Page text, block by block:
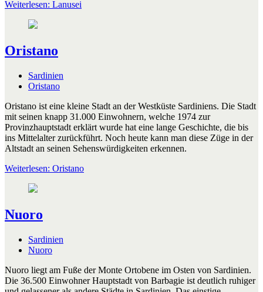
Weiterlesen: Lanusei
Oristano
Sardinien
Oristano
Oristano ist eine kleine Stadt an der Westküste Sardiniens. Die Stadt
mit seinen knapp 31.000 Einwohnern, welche 1974 zur
Provinzhauptstadt erklärt wurde hat eine lange Geschichte, die bis
ins Mittelalter zurückführt. Noch heute kann man diese Züge in der
Altstadt an seinen Sehenswürdigkeiten erkennen.
Weiterlesen: Oristano
Nuoro
Sardinien
Nuoro
Nuoro liegt am Fuße der Monte Ortobene im Osten von Sardinien.
Die 36.500 Einwohner Hauptstadt von Barbagie ist deutlich ruhiger